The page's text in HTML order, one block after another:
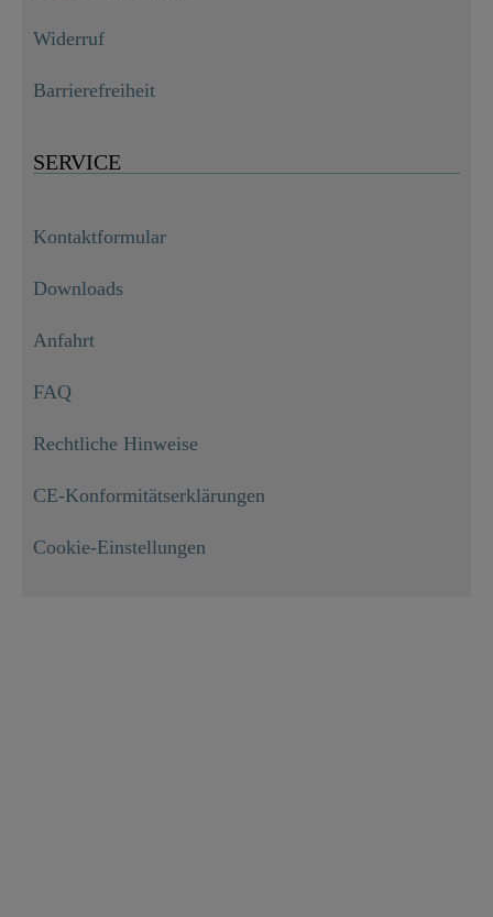
Widerruf
Barrierefreiheit
SERVICE
Kontaktformular
Downloads
Anfahrt
FAQ
Rechtliche Hinweise
CE-Konformitätserklärungen
Cookie-Einstellungen